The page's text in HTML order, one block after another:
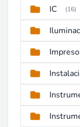
IC (16)